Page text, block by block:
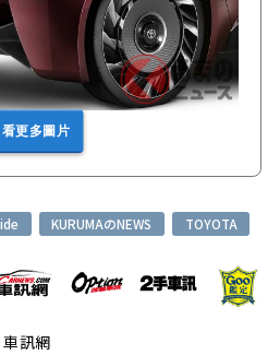
看更多圖片
KURUMAのNEWS TOYOTA
訊網